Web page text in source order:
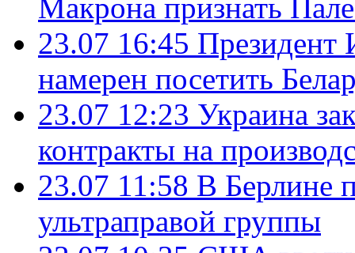
Макрона признать
23.07 16:45 Президент
намерен посетить
23.07 12:23 Украина
контракты на
23.07 11:58 В Берлине
ультраправой группы